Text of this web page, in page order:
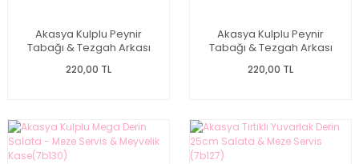
Akasya Kulplu Peynir
Tabağı & Tezgah Arkası
220,00 TL
Akasya Kulplu Peynir
Tabağı & Tezgah Arkası
220,00 TL